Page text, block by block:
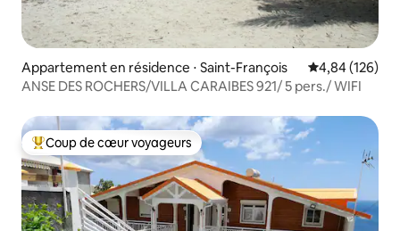
Appartement en résidence ⋅ Saint-François Évaluation
4,84 (126)
ANSE DES ROCHERS/VILLA CARAIBES 921/ 5 pers./ WIFI
Coups de cœur voyageurs les plus appréciés
Coup de cœur voyageurs